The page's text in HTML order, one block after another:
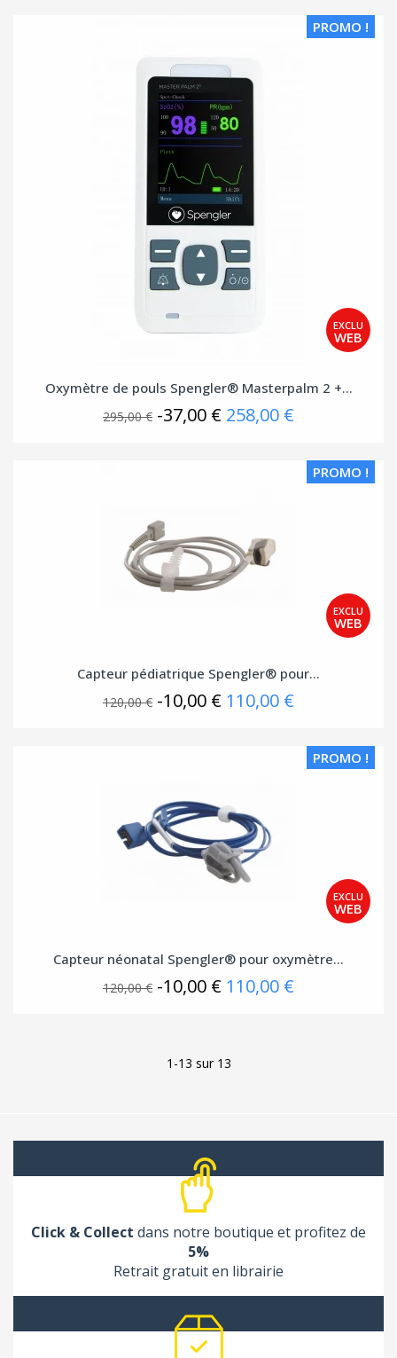
PROMO !
Oxymètre de pouls Spengler® Masterpalm 2 +...
295,00 € -37,00 € 258,00 €
PROMO !
Capteur pédiatrique Spengler® pour...
120,00 € -10,00 € 110,00 €
PROMO !
Capteur néonatal Spengler® pour oxymètre...
120,00 € -10,00 € 110,00 €
1-13 sur 13
Click & Collect dans notre boutique et profitez de
5%
Retrait gratuit en librairie